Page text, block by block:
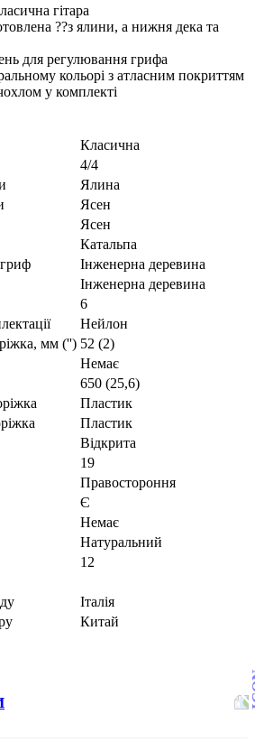
гітара
??з ялини, а нижня дека та
для регулювання грифа
кольорі з атласним покриттям
у комплекті
Класична
4/4
Ялина
Ясен
Ясен
Катальпа
Інженерна деревина
Інженерна деревина
6
Нейлон
мм ('') 52 (2)
Немає
650 (25,6)
Пластик
Пластик
Відкрита
19
Правостороння
Є
Немає
Натуральний
12
Італія
Китай